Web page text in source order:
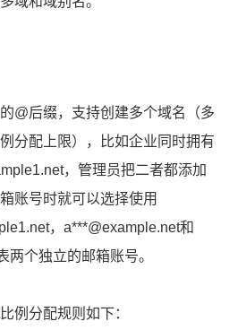
@后缀，支持创建多个域名（多
分配上限），比如企业同时拥有
，管理员把二者都添加
账号时就可以选择使用
，a***@example.net和
两个独立的邮箱账号。
例分配规则如下：